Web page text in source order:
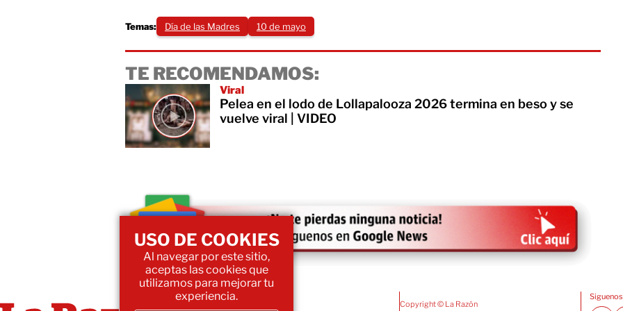
Temas: Día de las Madres 10 de mayo
TE RECOMENDAMOS:
Viral
Pelea en el lodo de Lollapalooza 2026 termina en beso y se
vuelve viral | VIDEO
Copyright © La Razón
USO DE COOKIES
Al navegar por este sitio,
aceptas las cookies que
utilizamos para mejorar tu
experiencia.